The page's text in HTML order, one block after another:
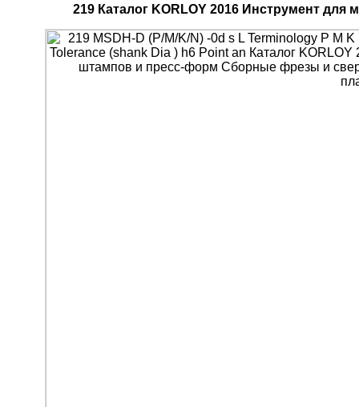
219 Каталог KORLOY 2016 Инструмент